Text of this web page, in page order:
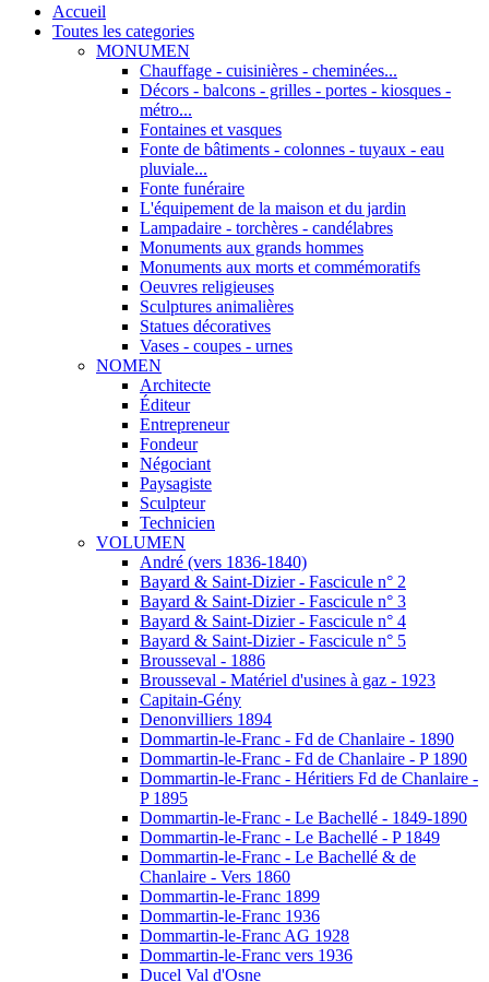
Accueil
Toutes les categories
MONUMEN
Chauffage - cuisinières - cheminées...
Décors - balcons - grilles - portes - kiosques -
métro...
Fontaines et vasques
Fonte de bâtiments - colonnes - tuyaux - eau
pluviale...
Fonte funéraire
L'équipement de la maison et du jardin
Lampadaire - torchères - candélabres
Monuments aux grands hommes
Monuments aux morts et commémoratifs
Oeuvres religieuses
Sculptures animalières
Statues décoratives
Vases - coupes - urnes
NOMEN
Architecte
Éditeur
Entrepreneur
Fondeur
Négociant
Paysagiste
Sculpteur
Technicien
VOLUMEN
André (vers 1836-1840)
Bayard & Saint-Dizier - Fascicule n° 2
Bayard & Saint-Dizier - Fascicule n° 3
Bayard & Saint-Dizier - Fascicule n° 4
Bayard & Saint-Dizier - Fascicule n° 5
Brousseval - 1886
Brousseval - Matériel d'usines à gaz - 1923
Capitain-Gény
Denonvilliers 1894
Dommartin-le-Franc - Fd de Chanlaire - 1890
Dommartin-le-Franc - Fd de Chanlaire - P 1890
Dommartin-le-Franc - Héritiers Fd de Chanlaire -
P 1895
Dommartin-le-Franc - Le Bachellé - 1849-1890
Dommartin-le-Franc - Le Bachellé - P 1849
Dommartin-le-Franc - Le Bachellé & de
Chanlaire - Vers 1860
Dommartin-le-Franc 1899
Dommartin-le-Franc 1936
Dommartin-le-Franc AG 1928
Dommartin-le-Franc vers 1936
Ducel Val d'Osne